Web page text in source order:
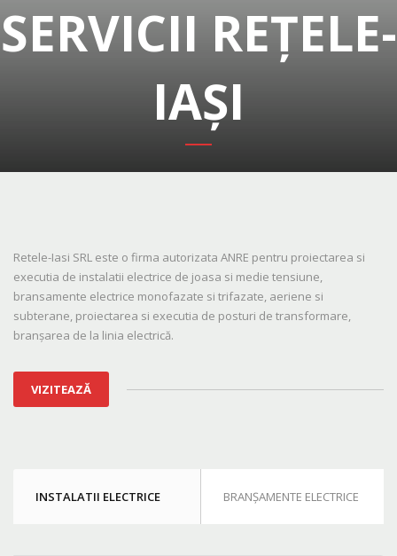
SERVICII REȚELE-
IAȘI
Retele-Iasi SRL este o firma autorizata ANRE pentru proiectarea si
executia de instalatii electrice de joasa si medie tensiune,
bransamente electrice monofazate si trifazate, aeriene si
subterane, proiectarea si executia de posturi de transformare,
branșarea de la linia electrică.
VIZITEAZĂ
INSTALATII ELECTRICE BRANȘAMENTE ELECTRICE